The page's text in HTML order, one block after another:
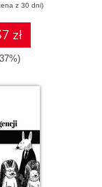
z 30 dni)
zł